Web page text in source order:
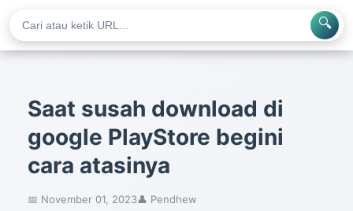
🔍
Saat susah download di
google PlayStore begini
cara atasinya
📅 November 01, 2023👤 Pendhew